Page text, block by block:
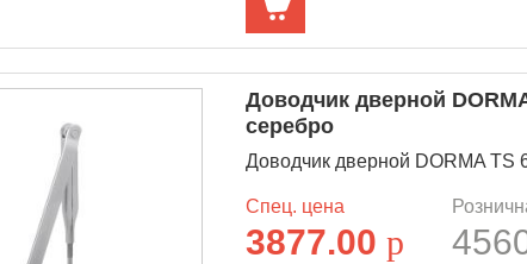
Доводчик дверной
серебро
Доводчик дверной DORMA TS
Спец. цена
3877.00p